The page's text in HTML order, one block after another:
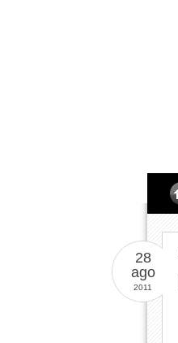
28
ago
2011